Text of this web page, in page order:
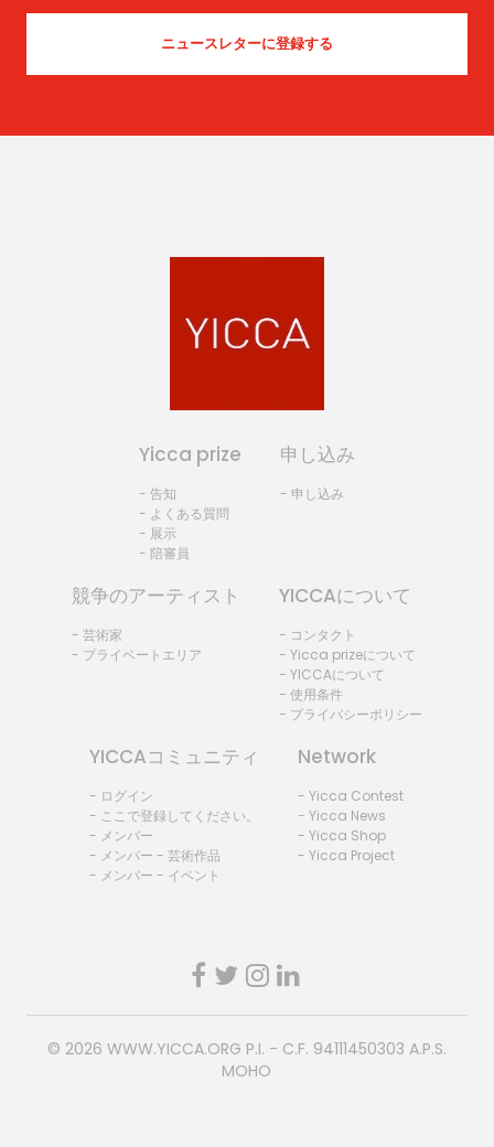
Yicca prize
- 告知
- よくある質問
- 展示
- 陪審員
申し込み
- 申し込み
競争のアーティスト
- 芸術家
- プライベートエリア
YICCAについて
- コンタクト
- Yicca prizeについて
- YICCAについて
- 使用条件
- プライバシーポリシー
YICCAコミュニティ
- ログイン
- ここで登録してください。
- メンバー
- メンバー - 芸術作品
- メンバー - イベント
Network
- Yicca Contest
- Yicca News
- Yicca Shop
- Yicca Project
© 2026 WWW.YICCA.ORG P.I. - C.F. 94111450303 A.P.S.
MOHO